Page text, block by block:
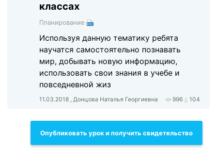
классах
Планирование
Используя данную тематику ребята
научатся самостоятельно познавать
мир, добывать новую информацию,
использовать свои знания в учебе и
повседневной жиз
11.03.2018 , Донцова Наталья Георгиевна 996 104
Опубликовать урок и получить свидетельство